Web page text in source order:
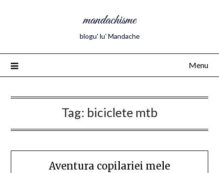
mandachisme
blogu' lu' Mandache
Menu
Tag: biciclete mtb
Aventura copilariei mele